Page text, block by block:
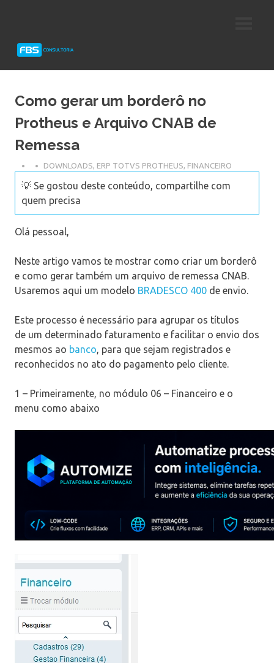
Protheus
Como gerar um borderô no
Protheus e Arquivo CNAB de
Remessa
DOWNLOADS, ERP TOTVS PROTHEUS, FINANCEIRO
💡 Se gostou deste conteúdo, compartilhe com
quem precisa
Olá pessoal,
Neste artigo vamos te mostrar como criar um borderô
e como gerar também um arquivo de remessa CNAB.
Usaremos aqui um modelo BRADESCO 400 de envio.
Este processo é necessário para agrupar os títulos
de um determinado faturamento e facilitar o envio dos
mesmos ao banco, para que sejam registrados e
reconhecidos no ato do pagamento pelo cliente.
1 – Primeiramente, no módulo 06 – Financeiro e o
menu como abaixo